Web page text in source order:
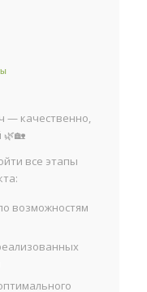
— качественно,
🌿🏡
все этапы
возможностям